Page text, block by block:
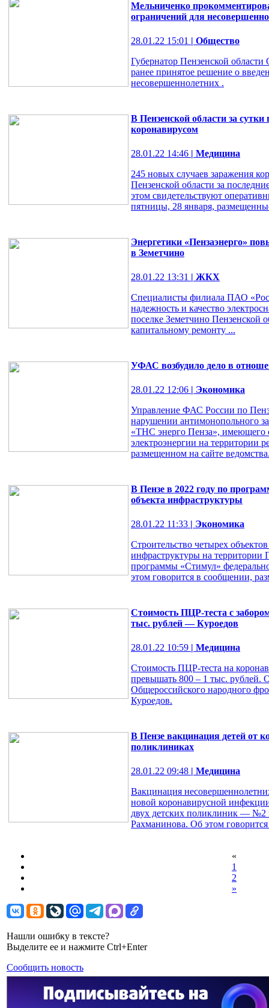
Мельниченко
ограничений для
28.01.22 15:01 | Общество
Губернатор Пензенской
ранее принятое решение о
несовершеннолетних .
В Пензенской области за
коронавирусом
28.01.22 14:46 | Медицина
245 новых случаев заражения
Пензенской области за
этом свидетельствуют
пятницы, 28 января,
Энергетики «Пензаэнерго»
в Земетчино
28.01.22 13:31 | ЖКХ
Специалисты филиала ПАО
надежность и качество
поселке Земетчино Пензенской
капитальному ремонту ...
УФАС возбудило дело в
28.01.22 12:06 | Экономика
Управление ФАС России по
нарушении антимонопольного
«ТНС энерго Пенза», имеющего
электроэнергии на территории
размещенном на сайте
В Пензе в 2022 году по
объекта инфраструктуры
28.01.22 11:33 | Экономика
Строительство четырех
инфраструктуры на территории
программы «Стимул»
этом говорится в сообщении,
Стоимость ПЦР-теста с
тыс. рублей — Куроедов
28.01.22 10:59 | Медицина
Стоимость ПЦР-теста на
превышать 800 – 1 тыс. рублей.
Общероссийского народного
Куроедов.
В Пензе вакцинация детей от
поликлиниках
28.01.22 09:48 | Медицина
Вакцинация
новой коронавирусной
двух детских поликлиник — №2
Рахманинова. Об этом
«
1
2
»
Нашли ошибку в тексте?
Выделите ее и нажмите Ctrl+Enter
Сообщить новость